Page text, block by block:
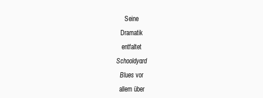
Seine
Dramatik
entfaltet
Schooldyard
Blues vor
allem über